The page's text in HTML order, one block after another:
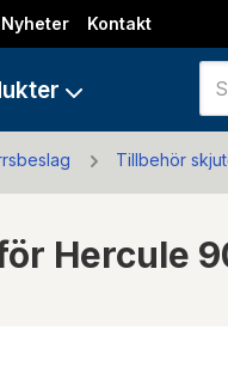
Nyheter Kontakt
Tillbehör
Hercule